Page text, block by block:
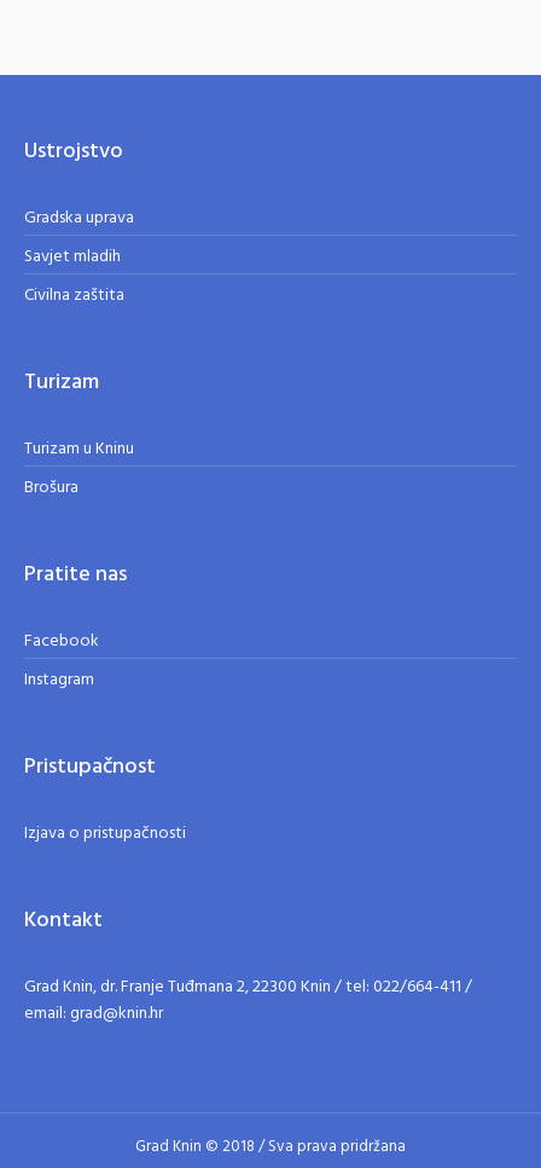
Ustrojstvo
Gradska uprava
Savjet mladih
Civilna zaštita
Turizam
Turizam u Kninu
Brošura
Pratite nas
Facebook
Instagram
Pristupačnost
Izjava o pristupačnosti
Kontakt
Grad Knin, dr. Franje Tuđmana 2, 22300 Knin / tel: 022/664-411 /
email: grad@knin.hr
Grad Knin © 2018 / Sva prava pridržana